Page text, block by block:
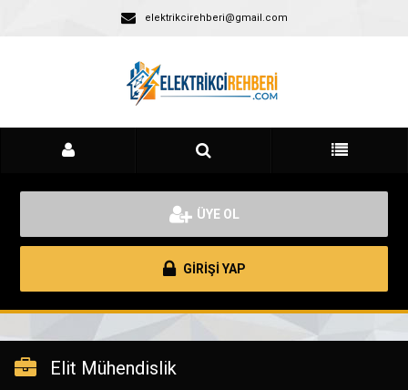
elektrikcirehberi@gmail.com
ÜYE OL
GİRİŞİ YAP
Elit Mühendislik